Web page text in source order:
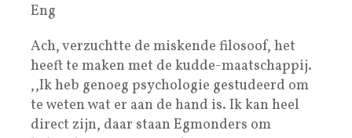
Eng
Ach, verzuchtte de miskende filosoof, het
heeft te maken met de kudde-maatschappij.
,,Ik heb genoeg psychologie gestudeerd om
te weten wat er aan de hand is. Ik kan heel
direct zijn, daar staan Egmonders om